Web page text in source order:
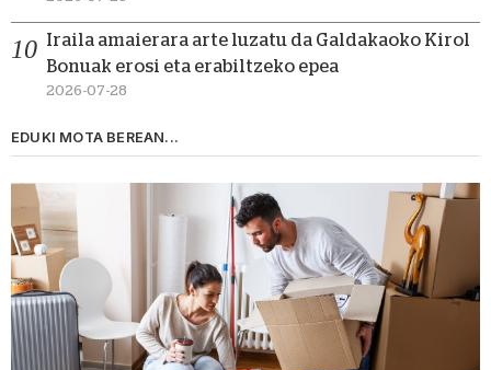
Iraila amaierara arte luzatu da Galdakaoko Kirol
Bonuak erosi eta erabiltzeko epea
2026-07-28
EDUKI MOTA BEREAN...